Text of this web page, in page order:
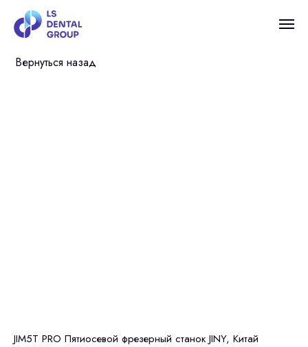
Вернуться назад
JIM5T PRO Пятиосевой фрезерный станок JINY, Китай